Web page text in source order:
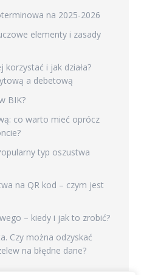
na 2025-2026
elementy i zasady
i jak działa?
a debetową
BIK?
co warto mieć oprócz
typ oszustwa
na QR kod – czym jest
– kiedy i jak to zrobić?
Czy można odzyskać
na błędne dane?